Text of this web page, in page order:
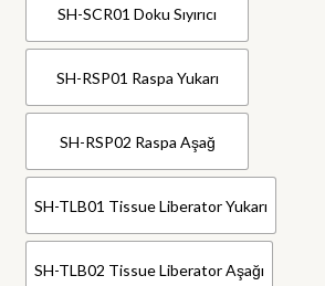
SH-SCR01 Doku Sıyırıcı
SH-RSP01 Raspa Yukarı
SH-RSP02 Raspa Aşağ
SH-TLB01 Tissue Liberator Yukarı
SH-TLB02 Tissue Liberator Aşağı